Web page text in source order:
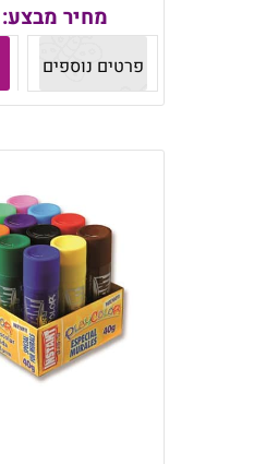
מחיר מבצע:
פרטים נוספים